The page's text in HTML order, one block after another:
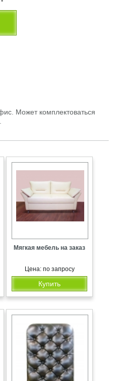
Может комплектоваться
Мягкая мебель на заказ
Цена: по запросу
Купить